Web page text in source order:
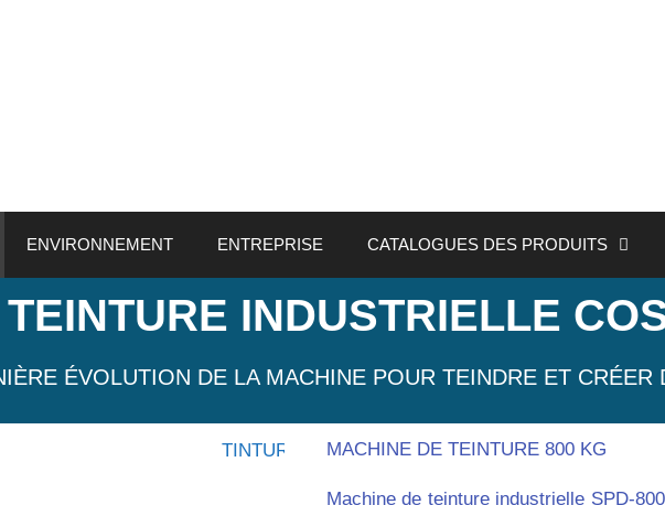
ENVIRONNEMENT ENTREPRISE CATALOGUES DES PRODUITS
TEINTURE INDUSTRIELLE
ÉVOLUTION DE LA MACHINE POUR TEINDRE ET CRÉER
MACHINE DE TEINTURE 800 KG
Machine de teinture industrielle SPD-